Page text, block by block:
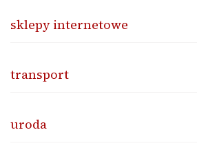
sklepy internetowe
transport
uroda